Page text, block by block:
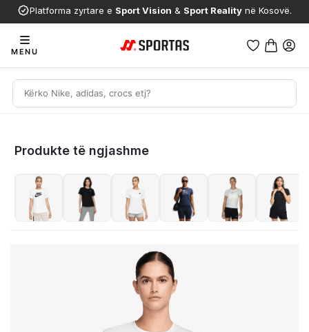
Platforma zyrtare e Sport Vision & Sport Reality në Kosovë.
MENU
Produkte të ngjashme